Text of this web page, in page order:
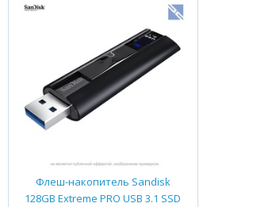
Флеш-накопитель Sandisk
128GB Extreme PRO USB 3.1 SSD